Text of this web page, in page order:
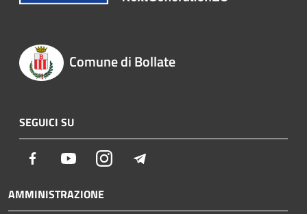
Comune di Bollate
SEGUICI SU
Facebook YoutubeInstagram
AMMINISTRAZIONE